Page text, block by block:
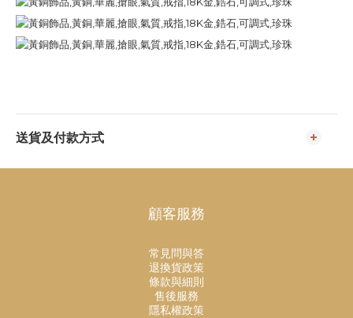
送貨及付款方式
顧客服務
常見問與答
退換貨政策
條款與細則
售後服務
隱私權政策